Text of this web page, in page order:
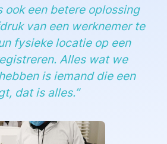
ook een betere oplossing
van een werknemer te
fysieke locatie op een
Alles wat we
is iemand die een
dat is alles.”